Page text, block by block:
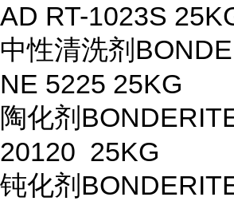
AD RT-1023S
中性清洗剂
NE 5225 25KG
陶化剂
20120 25KG
钝化剂